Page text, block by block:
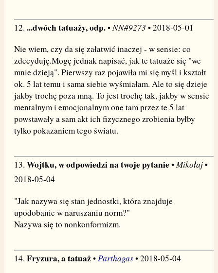
12. ...dwóch tatuaży, odp.•NN#9273 • 2018-05-01
Nie wiem, czy da się załatwić inaczej - w sensie: co
zdecyduję.Mogę jednak napisać, jak te tatuaże się "we
mnie dzieją". Pierwszy raz pojawiła mi się myśl i kształt
ok. 5 lat temu i sama siebie wyśmiałam. Ale to się dzieje
jakby trochę poza mną. To jest trochę tak, jakby w sensie
mentalnym i emocjonalnym one tam przez te 5 lat
powstawały a sam akt ich fizycznego zrobienia byłby
tylko pokazaniem tego światu.
13. Wojtku, w odpowiedzi na twoje pytanie•Mikołaj•
2018-05-04
"Jak nazywa się stan jednostki, która znajduje
upodobanie w naruszaniu norm?"
Nazywa się to nonkonformizm.
14. Fryzura, a tatuaż• Parthagas• 2018-05-04